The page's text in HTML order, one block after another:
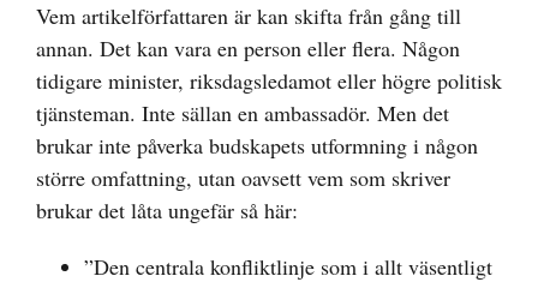
Vem artikelförfattaren är kan skifta från gång till
annan. Det kan vara en person eller flera. Någon
tidigare minister, riksdagsledamot eller högre politisk
tjänsteman. Inte sällan en ambassadör. Men det
brukar inte påverka budskapets utformning i någon
större omfattning, utan oavsett vem som skriver
brukar det låta ungefär så här:
”Den centrala konfliktlinje som i allt väsentligt